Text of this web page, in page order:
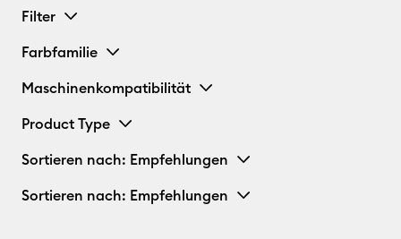
Filter
Farbfamilie
Maschinenkompatibilität
Product Type
Sortieren nach: Empfehlungen
Sortieren nach: Empfehlungen